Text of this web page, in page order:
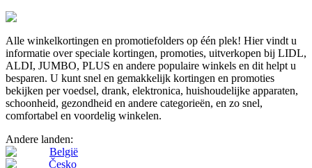
Alle winkelkortingen en promotiefolders op één plek! Hier vindt u
informatie over speciale kortingen, promoties, uitverkopen bij LIDL,
ALDI, JUMBO, PLUS en andere populaire winkels en dit helpt u
besparen. U kunt snel en gemakkelijk kortingen en promoties
bekijken per voedsel, drank, elektronica, huishoudelijke apparaten,
schoonheid, gezondheid en andere categorieën, en zo snel,
comfortabel en voordelig winkelen.
Andere landen:
België
Česko